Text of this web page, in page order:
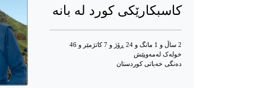
کاسبکارێکی کورد لە بانە
2 ساڵ و 1 مانگ و 24 ڕۆژ و 7 کاتژمێر و 46
خوله‌ک له‌مه‌وپێش‌
دەنگی خەباتی کوردستان